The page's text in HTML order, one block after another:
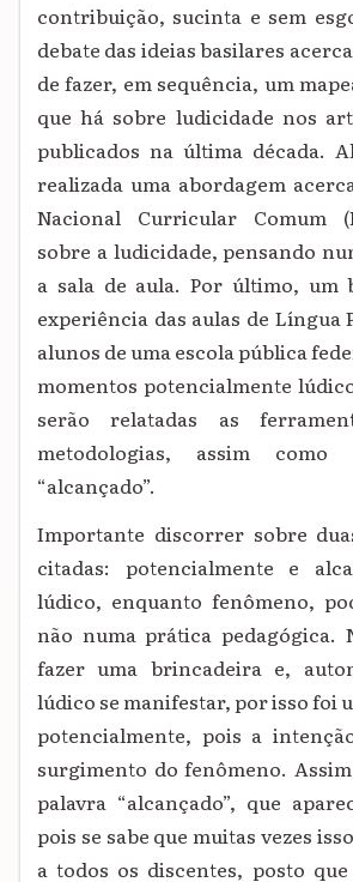
contribuição, sucinta e sem
debate das ideias basilares
de fazer, em sequência, um
que há sobre ludicidade nos
publicados na última década.
realizada uma abordagem
Nacional Curricular Comum
sobre a ludicidade, pensando
a sala de aula. Por último, um
experiência das aulas de Língua
alunos de uma escola pública
momentos potencialmente
serão relatadas as
metodologias, assim
“alcançado”.
Importante discorrer sobre
citadas: potencialmente e
lúdico, enquanto fenômeno,
não numa prática pedagógica.
fazer uma brincadeira e,
lúdico se manifestar, por isso foi
potencialmente, pois a
surgimento do fenômeno.
palavra “alcançado”, que
pois se sabe que muitas vezes
a todos os discentes, posto